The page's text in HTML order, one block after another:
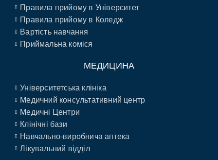
Правила прийому в Університет
Правила прийому в Коледж
Вартість навчання
Приймальна коміся
МЕДИЦИНА
Університетська клініка
Медичний консультативний центр
Медичні Центри
Клінічні бази
Навчально-виробнича аптека
Лікувальний відділ